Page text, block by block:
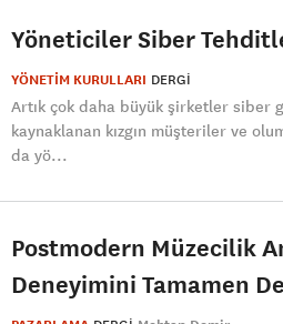
Yöneticiler Siber
YÖNETİM KURULLARI DERGI
Artık çok daha büyük şirketler siber
kaynaklanan kızgın müşteriler ve
da yö...
Postmodern Müzecilik
Deneyimini Tamamen